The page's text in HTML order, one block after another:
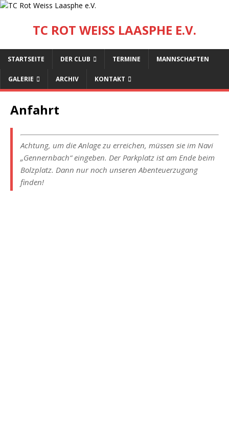
TC ROT WEISS LAASPHE E.V.
STARTSEITE DER CLUB TERMINE MANNSCHAFTEN
GALERIE ARCHIV KONTAKT
Anfahrt
Achtung, um die Anlage zu erreichen, müssen sie im Navi
„Gennernbach“ eingeben. Der Parkplatz ist am Ende beim
Bolzplatz. Dann nur noch unseren Abenteuerzugang
finden!